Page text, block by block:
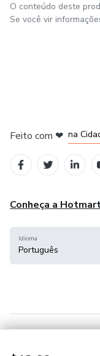
O conteúdo deste
Se você vir
Feito com ❤ na
Conheça a
Idioma
Português